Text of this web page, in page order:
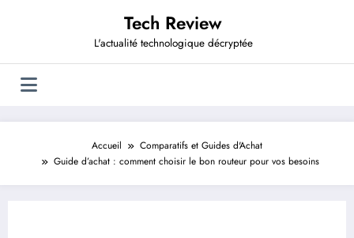
Tech Review
L'actualité technologique décryptée
Accueil
Comparatifs et Guides d'Achat
Guide d’achat : comment choisir le bon routeur pour vos besoins